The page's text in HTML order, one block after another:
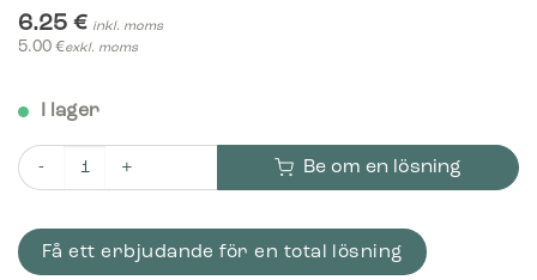
6.25 € inkl. moms
5.00 €exkl. moms
I lager
Piktogram Paper for shredding 12x12 cm Selvklæbende Sort
Be om en lösning
Få ett erbjudande för en total lösning